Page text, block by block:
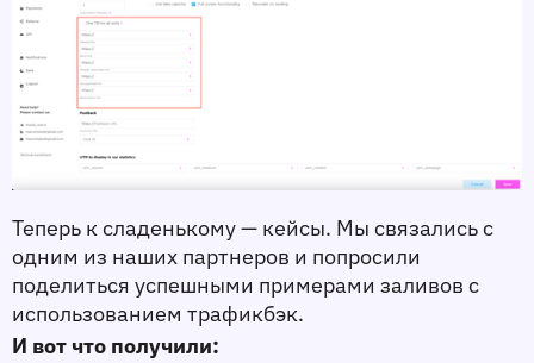
Теперь к сладенькому — кейсы. Мы связались с
одним из наших партнеров и попросили
поделиться успешными примерами заливов с
использованием трафикбэк.
И вот что получили: